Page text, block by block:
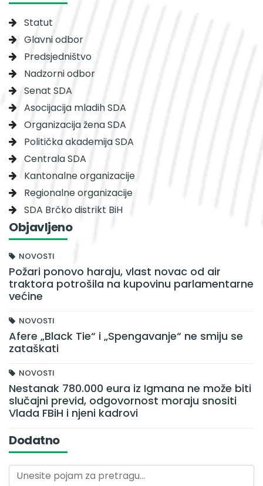
Statut
Glavni odbor
Predsjedništvo
Nadzorni odbor
Senat SDA
Asocijacija mladih SDA
Organizacija žena SDA
Politička akademija SDA
Centrala SDA
Kantonalne organizacije
Regionalne organizacije
SDA Brčko distrikt BiH
Objavljeno
NOVOSTI
Požari ponovo haraju, vlast novac od air
traktora potrošila na kupovinu parlamentarne
većine
NOVOSTI
Afere „Black Tie“ i „Spengavanje“ ne smiju se
zataškati
NOVOSTI
Nestanak 780.000 eura iz Igmana ne može biti
slučajni previd, odgovornost moraju snositi
Vlada FBiH i njeni kadrovi
Dodatno